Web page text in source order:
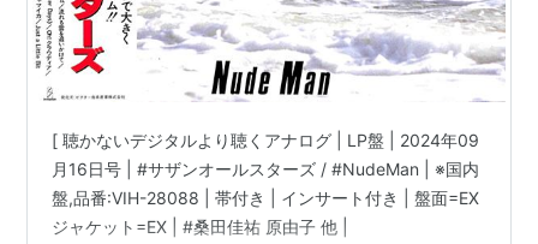
[ 聴かないデジタルより聴くアナログ | LP盤 | 2024年09
月16日号 | #サザンオールスターズ / #NudeMan | ※国内
盤,品番:VIH-28088 | 帯付き | インサート付き | 盤面=EX
ジャケット=EX | #桑田佳祐 原由子 他 |